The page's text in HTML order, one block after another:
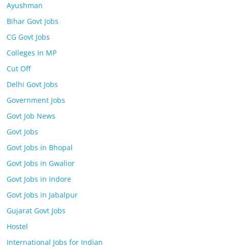
Ayushman
Bihar Govt Jobs
CG Govt Jobs
Colleges In MP
Cut Off
Delhi Govt Jobs
Government Jobs
Govt Job News
Govt Jobs
Govt Jobs in Bhopal
Govt Jobs in Gwalior
Govt Jobs in Indore
Govt Jobs in Jabalpur
Gujarat Govt Jobs
Hostel
International Jobs for Indian